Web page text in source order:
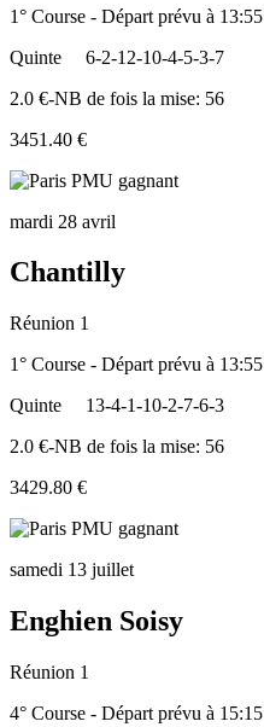
1° Course - Départ prévu à 13:55
Quinte
6-2-12-10-4-5-3-7
2.0 €-NB de fois la mise: 56
3451.40 €
mardi 28 avril
Chantilly
Réunion 1
1° Course - Départ prévu à 13:55
Quinte
13-4-1-10-2-7-6-3
2.0 €-NB de fois la mise: 56
3429.80 €
samedi 13 juillet
Enghien Soisy
Réunion 1
4° Course - Départ prévu à 15:15